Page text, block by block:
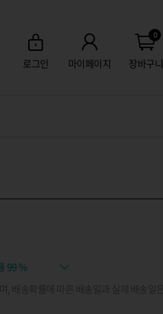
로그인 마이페이지
0
장바구니
99 %
, 배송확률에 따른 배송일과 실제 배송일은